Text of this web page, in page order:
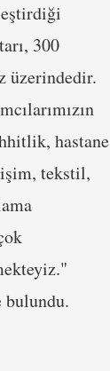
300
üzerindedir.
hastane
tekstil,
bulundu.